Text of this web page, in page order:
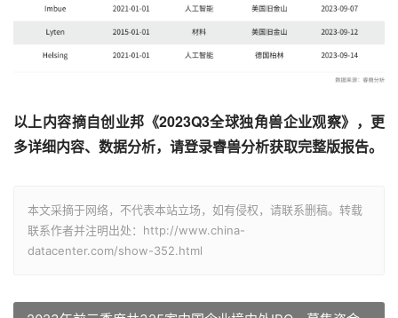
以上内容摘自创业邦《2023Q3全球独角兽企业观察》，更
多详细内容、数据分析，请登录睿兽分析获取完整版报告。
本文采摘于网络，不代表本站立场，如有侵权，请联系删稿。转载
联系作者并注明出处：http://www.china-
datacenter.com/show-352.html